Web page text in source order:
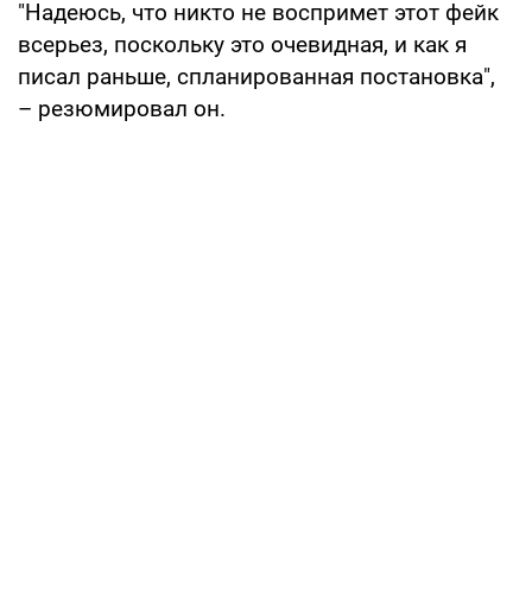
"Надеюсь, что никто не воспримет этот фейк
всерьез, поскольку это очевидная, и как я
писал раньше, спланированная постановка",
– резюмировал он.